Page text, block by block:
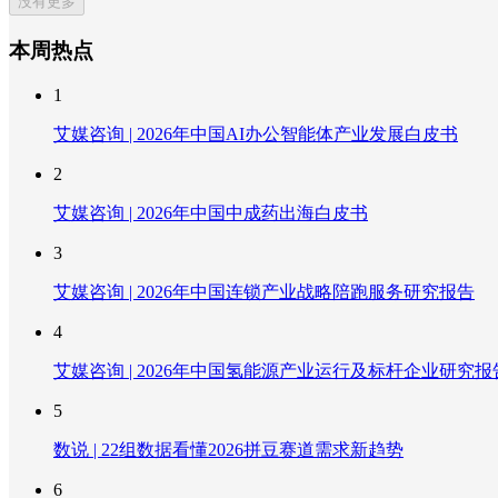
本周热点
1
艾媒咨询 | 2026年中国AI办公智能体产业发展白皮书
2
艾媒咨询 | 2026年中国中成药出海白皮书
3
艾媒咨询 | 2026年中国连锁产业战略陪跑服务研究报告
4
艾媒咨询 | 2026年中国氢能源产业运行及标杆企业研究报
5
数说 | 22组数据看懂2026拼豆赛道需求新趋势
6